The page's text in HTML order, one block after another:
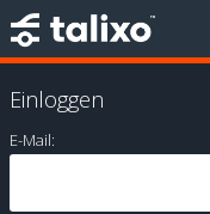
Einloggen
E-Mail: